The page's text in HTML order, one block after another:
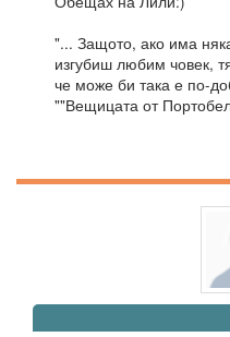
"... Защото, ако има
изгубиш любим човек,
че може би така е по-
""Вещицата от